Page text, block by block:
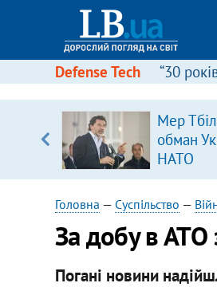
Defense Tech “30
Мер
обман
НАТО
Головна — Суспільство —
За добу в АТО
Погані новини